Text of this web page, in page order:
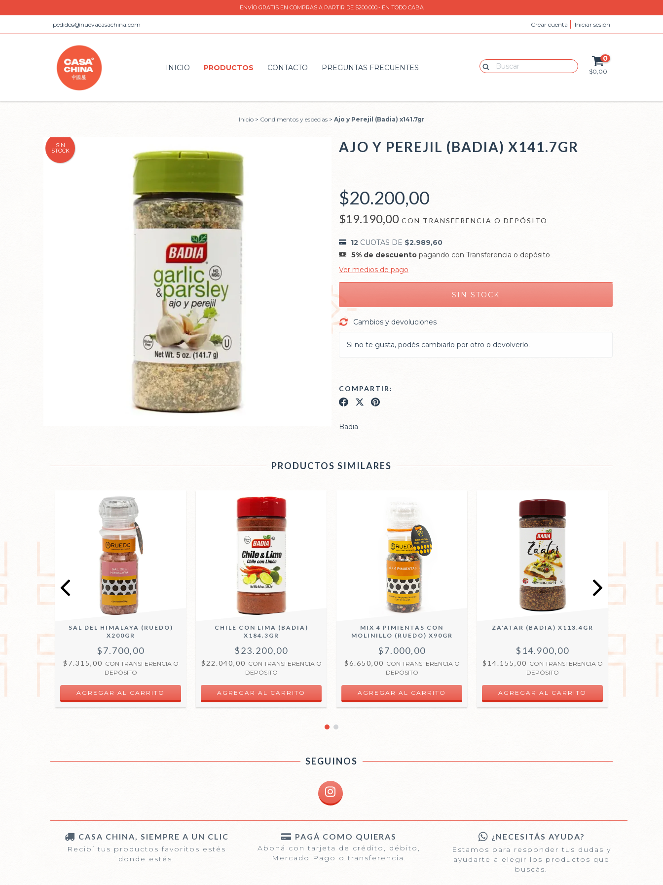
ENVÍO GRATIS EN COMPRAS A PARTIR DE $200.000.- EN TODO CABA
pedidos@nuevacasachina.com Crear cuenta Iniciar sesión
INICIO PRODUCTOS CONTACTO PREGUNTAS FRECUENTES
0
$0,00
Inicio > Condimentos y especias > Ajo y Perejil (Badia) x141.7gr
SIN
STOCK AJO Y PEREJIL (BADIA) X141.7GR
$20.200,00
$19.190,00 CON TRANSFERENCIA O DEPÓSITO
12 CUOTAS DE $2.989,60
5% de descuento pagando con Transferencia o depósito
Ver medios de pago
Cambios y devoluciones
Si no te gusta, podés cambiarlo por otro o devolverlo.
COMPARTIR:
Badia
PRODUCTOS SIMILARES
O
SAL DEL HIMALAYA (RUEDO)
X200GR
$7.700,00
$7.315,00 CON TRANSFERENCIA O
DEPÓSITO
CHILE CON LIMA (BADIA)
X184.3GR
$23.200,00
$22.040,00 CON TRANSFERENCIA O
DEPÓSITO
MIX 4 PIMIENTAS CON
MOLINILLO (RUEDO) X90GR
$7.000,00
$6.650,00 CON TRANSFERENCIA O
DEPÓSITO
ZA'ATAR (BADIA) X113.4GR
$14.900,00
$14.155,00 CON TRANSFERENCIA O
DEPÓSITO
SEGUINOS
CASA CHINA, SIEMPRE A UN CLIC
Recibí tus productos favoritos estés
donde estés.
PAGÁ COMO QUIERAS
Aboná con tarjeta de crédito, débito,
Mercado Pago o transferencia.
¿NECESITÁS AYUDA?
Estamos para responder tus dudas y
ayudarte a elegir los productos que
buscás.